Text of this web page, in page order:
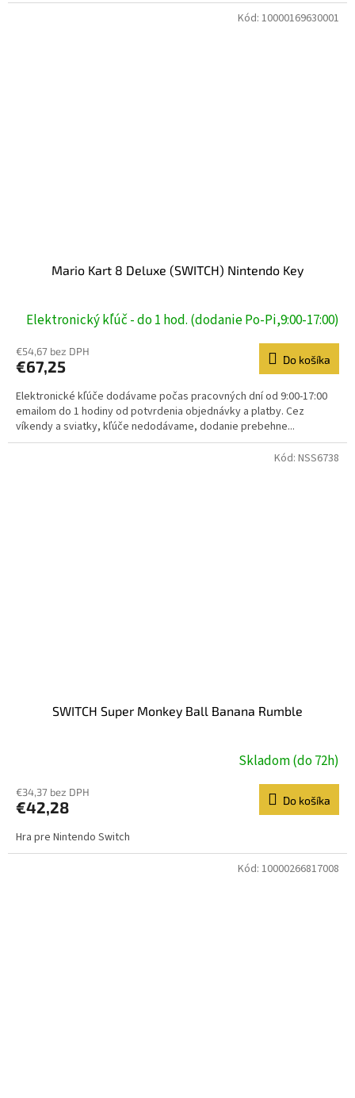
Mario Kart 8 Deluxe (SWITCH) Nintendo Key
Elektronický kľúč - do 1 hod. (dodanie Po-Pi,9:00-17:00)
€54,67 bez DPH
€67,25 Do košíka
Elektronické kľúče dodávame počas pracovných dní od 9:00-17:00
emailom do 1 hodiny od potvrdenia objednávky a platby. Cez
víkendy a sviatky, kľúče nedodávame, dodanie prebehne...
Kód: 10000169630001
SWITCH Super Monkey Ball Banana Rumble
Skladom (do 72h)
€34,37 bez DPH
€42,28 Do košíka
Hra pre Nintendo Switch
Kód: NSS6738
Kód: 10000266817008